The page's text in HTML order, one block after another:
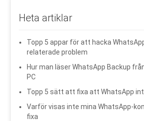
Heta artiklar
Topp 5 appar för att hacka
relaterade problem
Hur man läser WhatsApp Backup
PC
Topp 5 sätt att fixa att WhatsApp
Varför visas inte mina WhatsApp-
fixa